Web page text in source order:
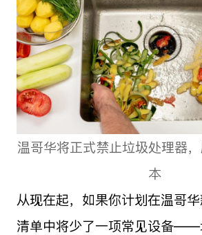
温哥华将正式禁止垃圾处理器
本
从现在起，如果你计划在温哥
清单中将少了一项常见设备——